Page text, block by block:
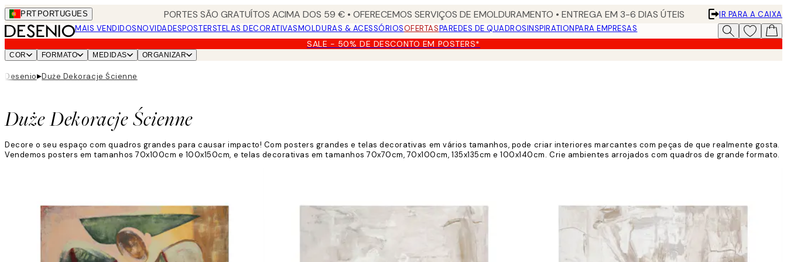
Skip
to
main
content.
PRT PORTUGUES PORTES SÃO GRATUÍTOS ACIMA DOS 59 € • OFERECEMOS SERVIÇOS DE EMOLDURAMENTO • ENTREGA EM 3-6 DIAS ÚTEIS
IR PARA A CAIXA
MAIS VENDIDOSNOVIDADESPOSTERSTELAS DECORATIVASMOLDURAS & ACESSÓRIOSOFERTASPAREDES DE QUADROSINSPIRATIONPARA EMPRESAS
SALE - 50% DE DESCONTO EM POSTERS*
COR FORMATO MEDIDAS ORGANIZAR
Desenio▸Duże Dekoracje Ścienne
Duże Dekoracje Ścienne
Decore o seu espaço com quadros grandes para causar impacto! Com posters grandes e telas decorativas em vários tamanhos, pode criar interiores marcantes com peças de que realmente gosta.
Vendemos posters em tamanhos 70x100cm e 100x150cm, e telas decorativas em tamanhos 70x70cm, 70x100cm, 135x135cm e 100x140cm. Crie ambientes arrojados com quadros de grande formato.